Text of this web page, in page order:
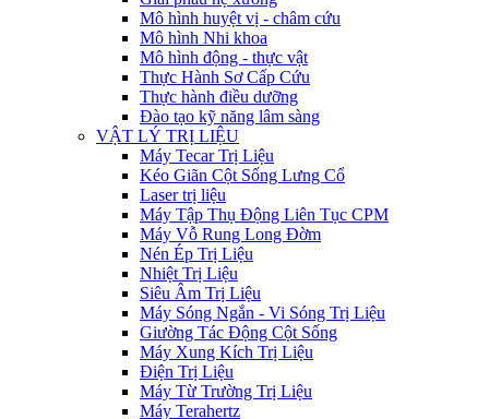
Mô hình huyệt vị - châm cứu
Mô hình Nhi khoa
Mô hình động - thực vật
Thực Hành Sơ Cấp Cứu
Thực hành điều dưỡng
Đào tạo kỹ năng lâm sàng
VẬT LÝ TRỊ LIỆU
Máy Tecar Trị Liệu
Kéo Giãn Cột Sống Lưng Cổ
Laser trị liệu
Máy Tập Thụ Động Liên Tục CPM
Máy Vỗ Rung Long Đờm
Nén Ép Trị Liệu
Nhiệt Trị Liệu
Siêu Âm Trị Liệu
Máy Sóng Ngắn - Vi Sóng Trị Liệu
Giường Tác Động Cột Sống
Máy Xung Kích Trị Liệu
Điện Trị Liệu
Máy Từ Trường Trị Liệu
Máy Terahertz